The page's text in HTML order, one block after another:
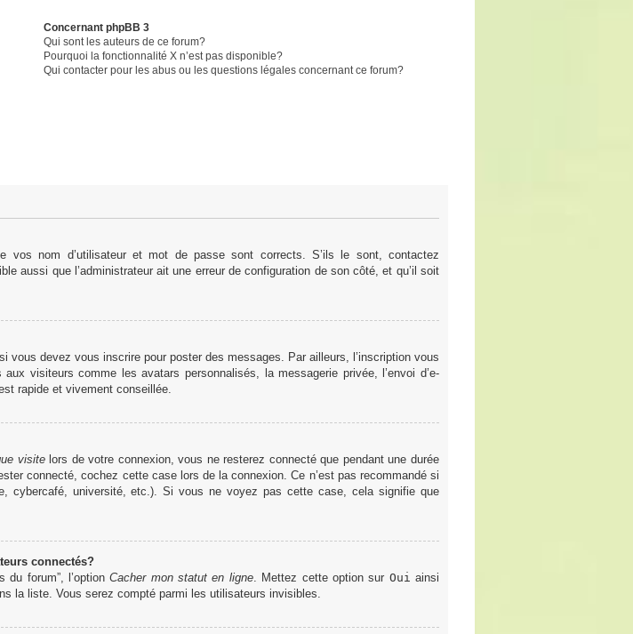
Concernant phpBB 3
Qui sont les auteurs de ce forum?
Pourquoi la fonctionnalité X n’est pas disponible?
Qui contacter pour les abus ou les questions légales concernant ce forum?
vos nom d’utilisateur et mot de passe sont corrects. S’ils le sont, contactez
aussi que l’administrateur ait une erreur de configuration de son côté, et qu’il soit
vous devez vous inscrire pour poster des messages. Par ailleurs, l’inscription vous
visiteurs comme les avatars personnalisés, la messagerie privée, l’envoi d’e-
rapide et vivement conseillée.
visitelors de votre connexion, vous ne resterez connecté que pendant une durée
connecté, cochez cette case lors de la connexion. Ce n’est pas recommandé si
cybercafé, université, etc.). Si vous ne voyez pas cette case, cela signifie que
connectés?
du forum”, l’optionCacher mon statut en ligne. Mettez cette option sur Oui ainsi
la liste. Vous serez compté parmi les utilisateurs invisibles.